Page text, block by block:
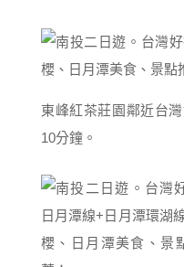
東峰紅茶莊園鄰近台
10分鐘。